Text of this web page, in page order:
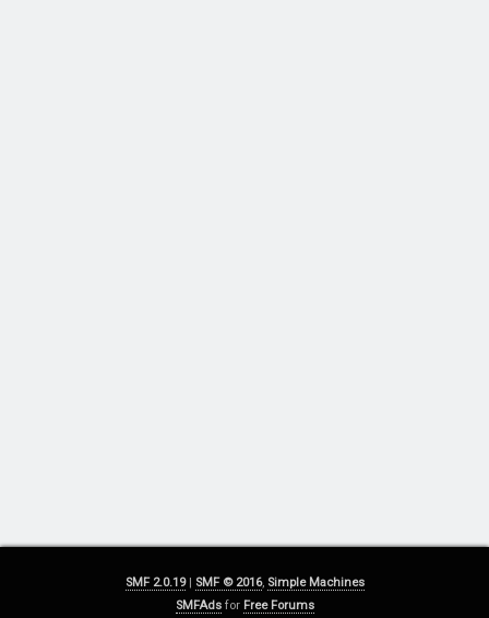
SMF 2.0.19| SMF © 2016, Simple Machines
SMFAdsfor Free Forums